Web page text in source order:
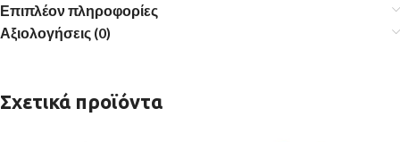
Επιπλέον πληροφορίες
Αξιολογήσεις (0)
Σχετικά προϊόντα